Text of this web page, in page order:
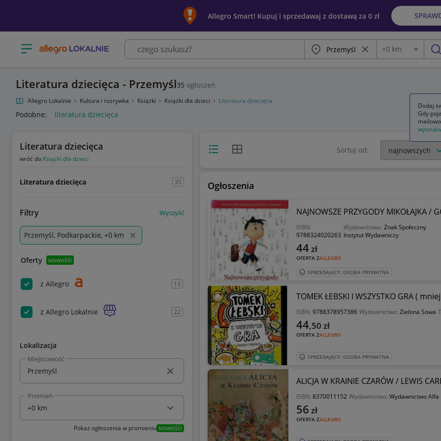
Allegro Smart! Kupuj i sprzedawaj z dostawą za 0 zł
Otwórz menu z kategoriami Miasto Wyczyść frazę
Odległość
+0 km
Literatura dziecięca - Przemyśl35 ogłoszeń
Allegro Lokalnie Kultura i rozrywka Książki Książki dla dzieci Literatura dziecięca
Podobne: literatura dziecięca
Literatura dziecięca
wróć do Książki dla dzieci
Literatura dziecięca 35
Filtry Wyczyść
Przemyśl, Podkarpackie, +0 km
Oferty NOWOŚĆ!
z Allegro 13
z Allegro Lokalnie 22
Lokalizacja
Miejscowość
Promień
Pokaż ogłoszenia w promieniu NOWOŚĆ!
Widok listyWidok siatki Sortuj od:
Ogłoszenia
NAJNOWSZE PRZYGODY MIKOŁAJKA /
ISBN:
9788324020263
Wydawnictwo: Znak Społeczny
Instytut Wydawniczy
OFERTA ZALLEGRO
44 zł
SPRZEDAJĄCY: OSOBA PRYWATNA
TOMEK ŁEBSKI I WSZYSTKO GRA (
ISBN: 9788378957386 Wydawnictwo: Zielona Sowa
OFERTA ZALLEGRO
44,50 zł
SPRZEDAJĄCY: OSOBA PRYWATNA
ALICJA W KRAINIE CZARÓW / LEWIS
ISBN: 8370011152 Wydawnictwo: Wydawnictwo Alfa
OFERTA ZALLEGRO
56 zł
Dodaj
Gdy